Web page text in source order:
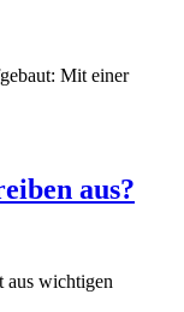
Mit einer
aus?
aus wichtigen